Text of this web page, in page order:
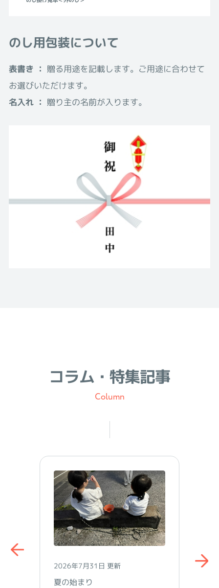
のし用包装について
表書き ： 贈る用途を記載します。ご用途に合わせて
お選びいただけます。
名入れ ： 贈り主の名前が入ります。
コラム・特集記事
Column
2026年7月24日 更新
坂本直行が描いた山野草と、朝